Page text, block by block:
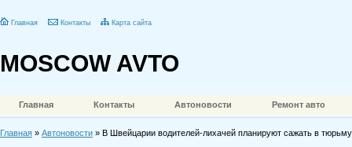
Главная Контакты Карта сайта
MOSCOW AVTO
Главная Контакты Автоновости Ремонт авто
Главная » Автоновости » В Швейцарии водителей-лихачей планируют сажать в тюрьму